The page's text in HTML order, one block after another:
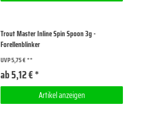
Trout Master Inline Spin Spoon 3g -
Forellenblinker
UVP 5,75 €
ab 5,12 € *
Artikel anzeigen